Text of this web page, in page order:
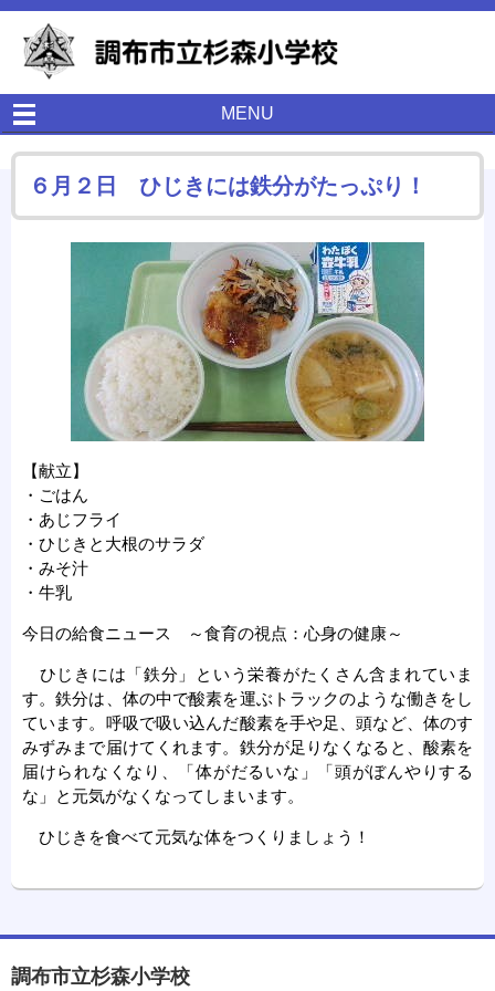
MENU
６月２日 ひじきには鉄分がたっぷり！
【献立】
・ごはん
・あじフライ
・ひじきと大根のサラダ
・みそ汁
・牛乳
今日の給食ニュース ～食育の視点：心身の健康～
ひじきには「鉄分」という栄養がたくさん含まれていま
す。鉄分は、体の中で酸素を運ぶトラックのような働きをし
ています。呼吸で吸い込んだ酸素を手や足、頭など、体のす
みずみまで届けてくれます。鉄分が足りなくなると、酸素を
届けられなくなり、「体がだるいな」「頭がぼんやりする
な」と元気がなくなってしまいます。
ひじきを食べて元気な体をつくりましょう！
調布市立杉森小学校